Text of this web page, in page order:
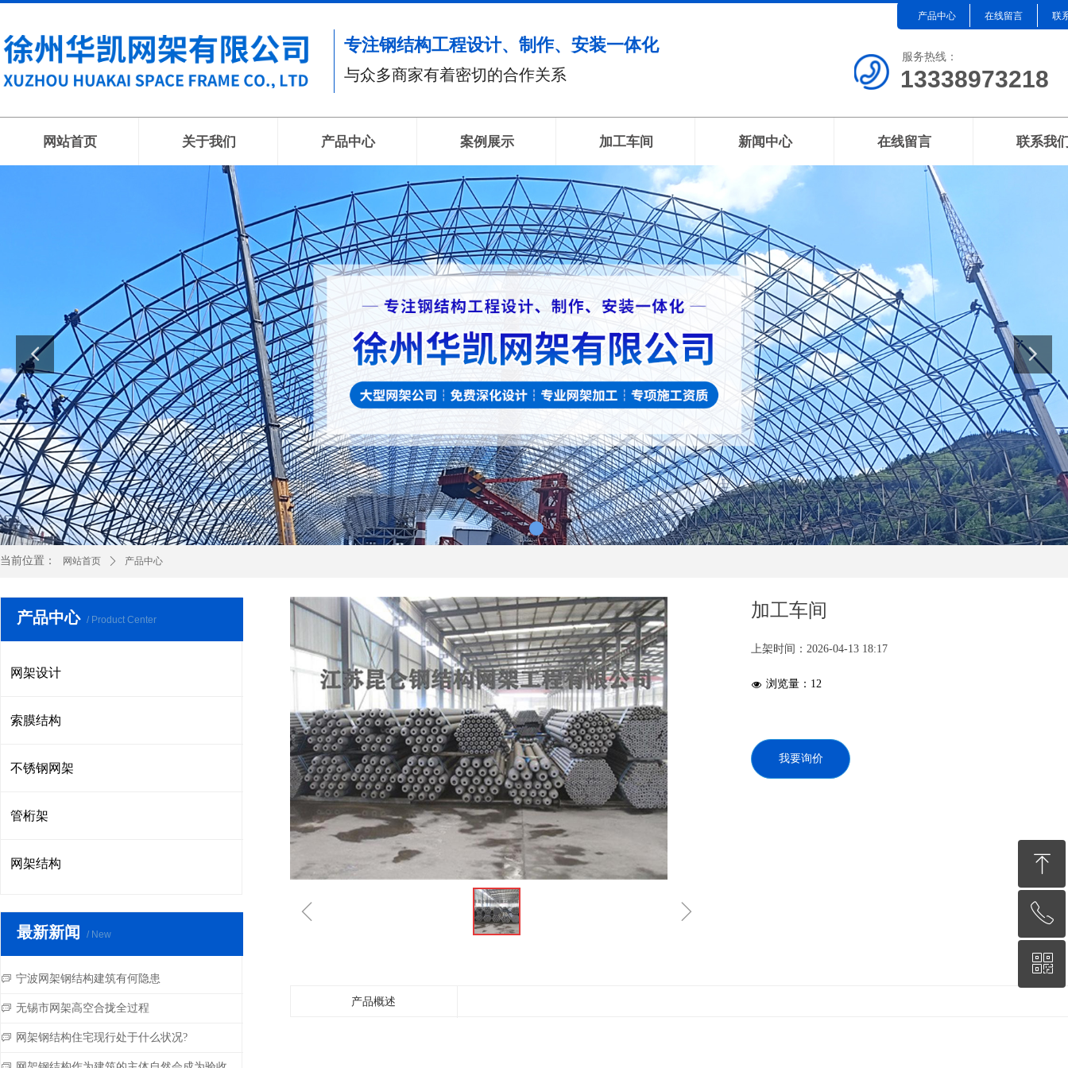
专注钢结构工程设计、制作、安装一体化
与众多商家有着密切的合作关系
产品中心 在线留言 联
服务热线：
13338973218
网站首页 关于我们 产品中心 案例展示 加工车间 新闻中心 在线留言 联系我
网站首页 ꄲ 产品中心
当前位置：
产品中心 / Product Center
网架设计
索膜结构
不锈钢网架
管桁架
网架结构
最新新闻 / New
ꀃ 宁波网架钢结构建筑有何隐患
ꀃ 无锡市网架高空合拢全过程
ꀃ 网架钢结构住宅现行处于什么状况?
ꁆ ꁇ
加工车间
넶 浏览量： 12
上架时间： 2026-04-13 18:17
我要询价
产品概述
ꁸ
回到顶部
ꂅ
13338973218
ꀥ